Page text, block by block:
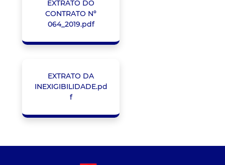
EXTRATO DO
CONTRATO Nº
064_2019.pdf
EXTRATO DA
INEXIGIBILIDADE.pd
f